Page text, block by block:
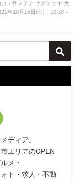
い サステナ サダミサキ 大
年10月16日(土) 10:30～
ディア。
エリアのOPEN
メ・
ト・求人・不動